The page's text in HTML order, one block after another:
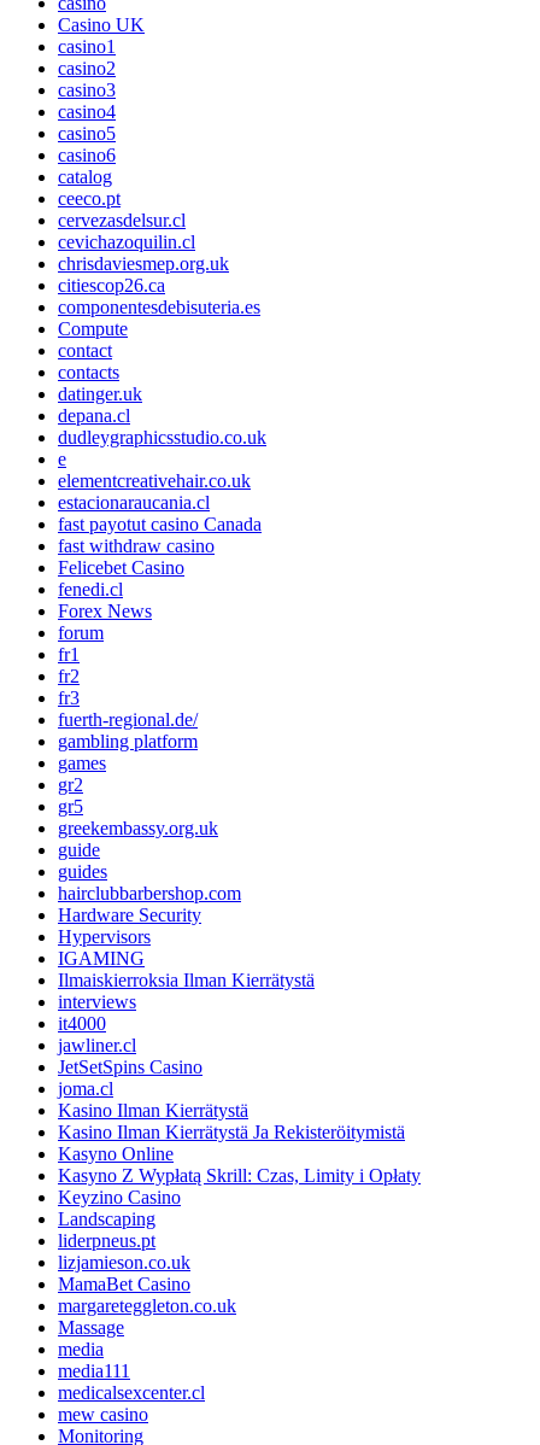
Casino UK
casino1
casino2
casino3
casino4
casino5
casino6
catalog
ceeco.pt
cervezasdelsur.cl
cevichazoquilin.cl
chrisdaviesmep.org.uk
citiescop26.ca
componentesdebisuteria.es
Compute
contact
contacts
datinger.uk
depana.cl
dudleygraphicsstudio.co.uk
e
elementcreativehair.co.uk
estacionaraucania.cl
fast payotut casino Canada
fast withdraw casino
Felicebet Casino
fenedi.cl
Forex News
forum
fr1
fr2
fr3
fuerth-regional.de/
gambling platform
games
gr2
gr5
greekembassy.org.uk
guide
guides
hairclubbarbershop.com
Hardware Security
Hypervisors
IGAMING
Ilmaiskierroksia Ilman Kierrätystä
interviews
it4000
jawliner.cl
JetSetSpins Casino
joma.cl
Kasino Ilman Kierrätystä
Kasino Ilman Kierrätystä Ja Rekisteröitymistä
Kasyno Online
Kasyno Z Wypłatą Skrill: Czas, Limity i Opłaty
Keyzino Casino
Landscaping
liderpneus.pt
lizjamieson.co.uk
MamaBet Casino
margareteggleton.co.uk
Massage
media
media111
medicalsexcenter.cl
mew casino
Monitoring